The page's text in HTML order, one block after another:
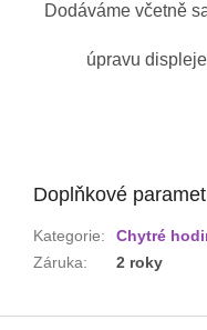
Dodáváme včetně
úpravu
Doplňkové
Kategorie:
Chytré
Záruka: 2 roky